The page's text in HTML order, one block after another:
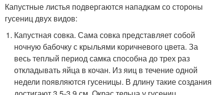
Капустные листья подвергаются нападкам со стороны
гусениц двух видов:
Капустная совка. Сама совка представляет собой
ночную бабочку с крыльями коричневого цвета. За
весь теплый период самка способна до трех раз
откладывать яйца в кочан. Из яиц в течение одной
недели появляются гусеницы. В длину такие создания